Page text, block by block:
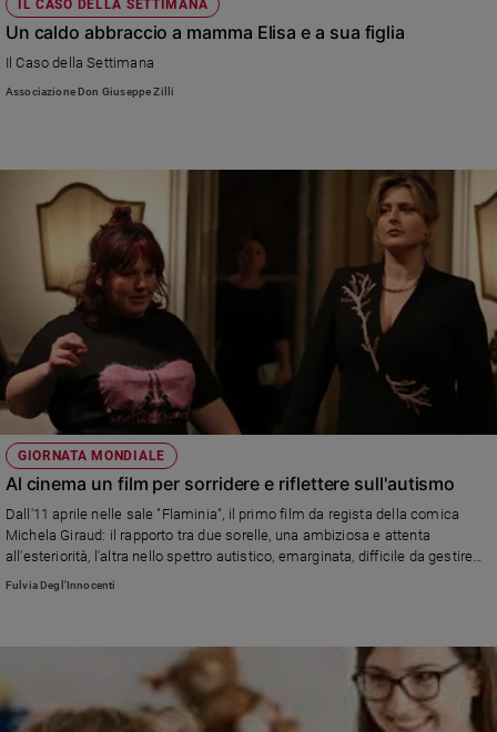
IL CASO DELLA SETTIMANA
Un caldo abbraccio a mamma Elisa e a sua figlia
Il Caso della Settimana
Associazione Don Giuseppe Zilli
GIORNATA MONDIALE
Al cinema un film per sorridere e riflettere sull'autismo
Dall'11 aprile nelle sale "Flaminia", il primo film da regista della comica
Michela Giraud: il rapporto tra due sorelle, una ambiziosa e attenta
all'esteriorità, l'altra nello spettro autistico, emarginata, difficile da gestire
ma con slanci autentici
Fulvia Degl'Innocenti